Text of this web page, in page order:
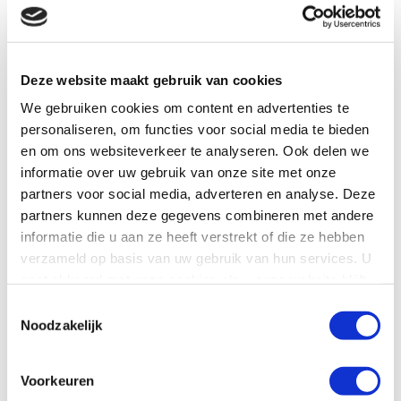
Deze website maakt gebruik van cookies
We gebruiken cookies om content en advertenties te
personaliseren, om functies voor social media te bieden
en om ons websiteverkeer te analyseren. Ook delen we
informatie over uw gebruik van onze site met onze
partners voor social media, adverteren en analyse. Deze
partners kunnen deze gegevens combineren met andere
informatie die u aan ze heeft verstrekt of die ze hebben
verzameld op basis van uw gebruik van hun services. U
Noodzakelijk
Voorkeuren
Bestaand